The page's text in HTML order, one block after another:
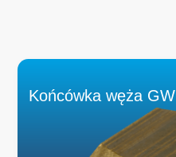
Końcówka węża GW